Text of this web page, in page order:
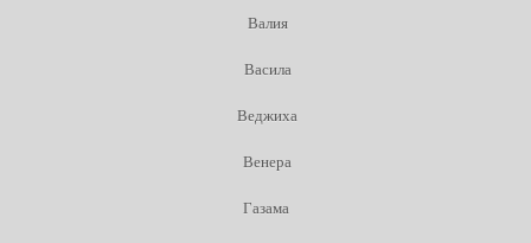
Валия
Васила
Веджиха
Венера
Газама